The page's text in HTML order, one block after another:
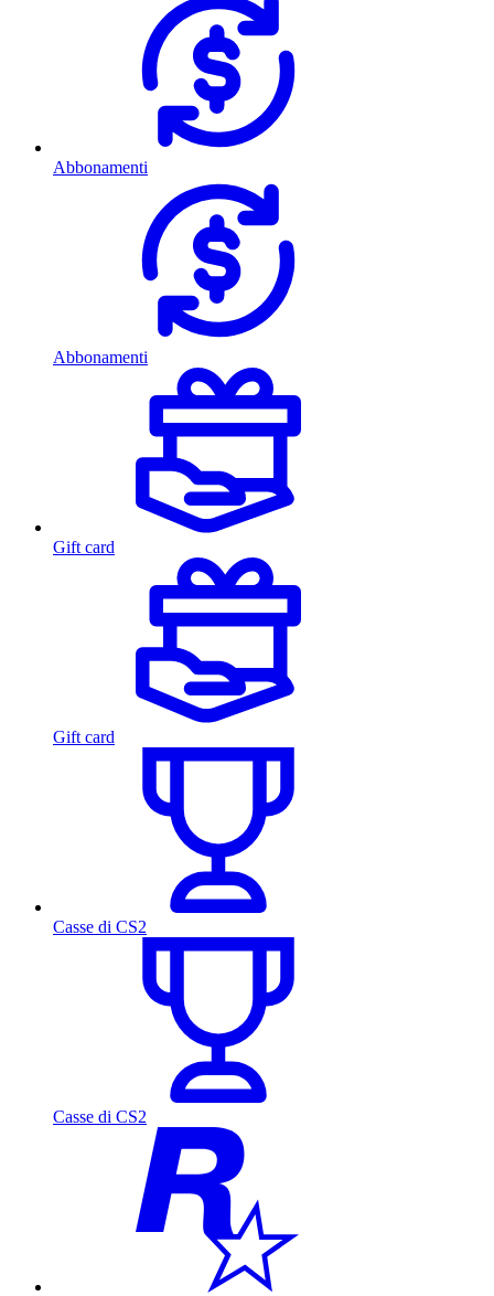
Abbonamenti
Abbonamenti
Gift card
Gift card
Casse di CS2
Casse di CS2